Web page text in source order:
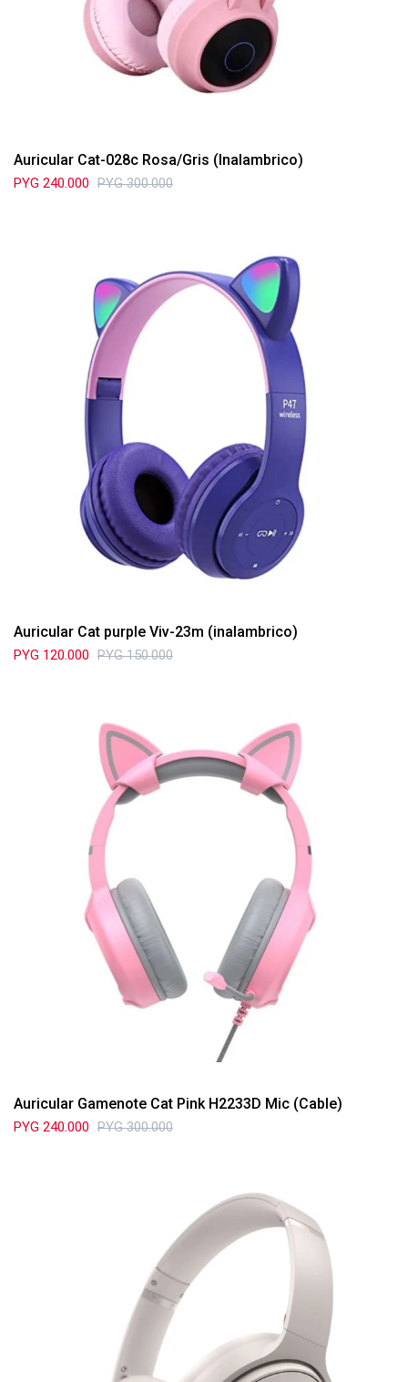
Auricular Cat-028c Rosa/Gris (Inalambrico)
PYG 240.000 PYG 300.000
Auricular Cat purple Viv-23m (inalambrico)
PYG 120.000 PYG 150.000
Auricular Gamenote Cat Pink H2233D Mic (Cable)
PYG 240.000 PYG 300.000